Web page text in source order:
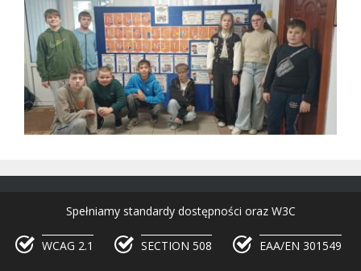
Spełniamy standardy dostępności oraz W3C
WCAG 2.1 SECTION 508 EAA/EN 301549